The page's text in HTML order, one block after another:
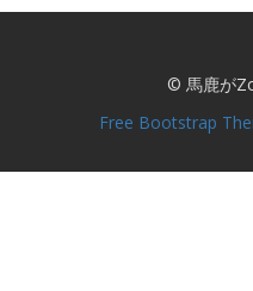
© 馬鹿が
Free Bootstrap